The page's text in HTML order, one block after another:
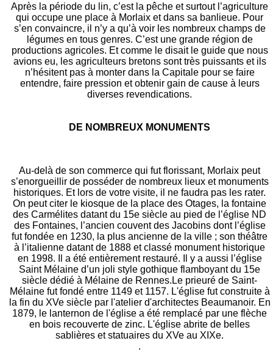
Après la période du lin, c’est la pêche et surtout l’agriculture
qui occupe une place à Morlaix et dans sa banlieue. Pour
s’en convaincre, il n’y a qu’à voir les nombreux champs de
légumes en tous genres. C’est une grande région de
productions agricoles. Et comme le disait le guide que nous
avions eu, les agriculteurs bretons sont très puissants et ils
n’hésitent pas à monter dans la Capitale pour se faire
entendre, faire pression et obtenir gain de cause à leurs
diverses revendications.
DE NOMBREUX MONUMENTS
Au-delà de son commerce qui fut florissant, Morlaix peut
s’enorgueillir de posséder de nombreux lieux et monuments
historiques. Et lors de votre visite, il ne faudra pas les rater.
On peut citer le kiosque de la place des Otages, la fontaine
des Carmélites datant du 15e siècle au pied de l’église ND
des Fontaines, l’ancien couvent des Jacobins dont l’église
fut fondée en 1230, la plus ancienne de la ville ; son théâtre
à l’italienne datant de 1888 et classé monument historique
en 1998. Il a été entièrement restauré. Il y a aussi l’église
Saint Mélaine d’un joli style gothique flamboyant du 15e
siècle dédié à Mélaine de Rennes.Le prieuré de Saint-
Mélaine fut fondé entre 1149 et 1157. L'église fut construite à
la fin du XVe siècle par l'atelier d'architectes Beaumanoir. En
1879, le lanternon de l'église a été remplacé par une flèche
en bois recouverte de zinc. L'église abrite de belles
sablières et statuaires du XVe au XIXe.
.